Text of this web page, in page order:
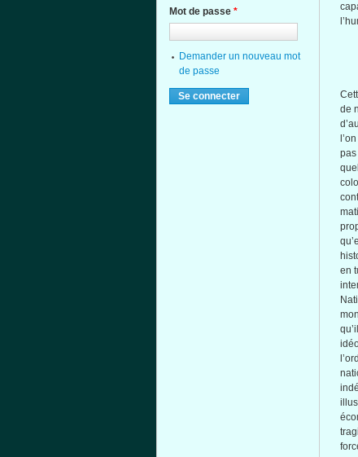
de
l’on
pas
quel
en
Mot de passe *
Demander un nouveau mot
de passe